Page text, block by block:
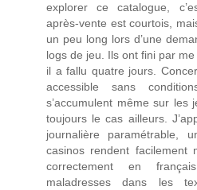
explorer ce catalogue,
après-vente est courtois,
un peu long lors d’une
logs de jeu. Ils ont fini par
il a fallu quatre jours.
accessible sans
s’accumulent même sur les
toujours le cas ailleurs.
journalière paramétrable,
casinos rendent facilement
correctement en
maladresses dans les